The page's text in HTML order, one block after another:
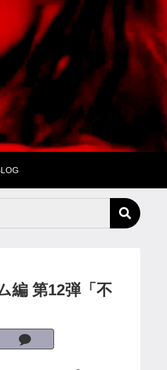
編 第12弾「不